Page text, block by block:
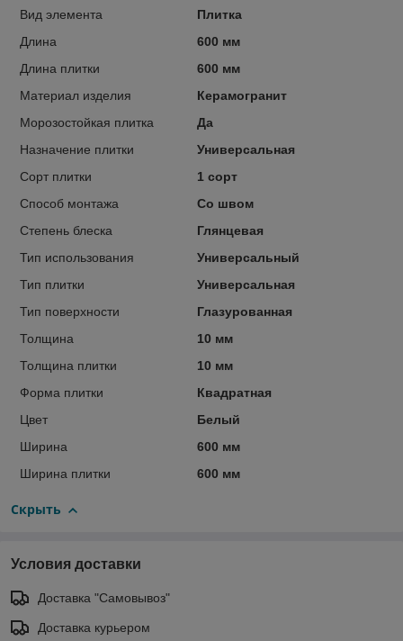
Вид элемента
Плитка
Длина
600 мм
Длина плитки
600 мм
Материал изделия
Керамогранит
Морозостойкая плитка
Да
Назначение плитки
Универсальная
Сорт плитки
1 сорт
Способ монтажа
Со швом
Степень блеска
Глянцевая
Тип использования
Универсальный
Тип плитки
Универсальная
Тип поверхности
Глазурованная
Толщина
10 мм
Толщина плитки
10 мм
Форма плитки
Квадратная
Цвет
Белый
Ширина
600 мм
Ширина плитки
600 мм
Скрыть
Условия доставки
Доставка "Самовывоз"
Доставка курьером